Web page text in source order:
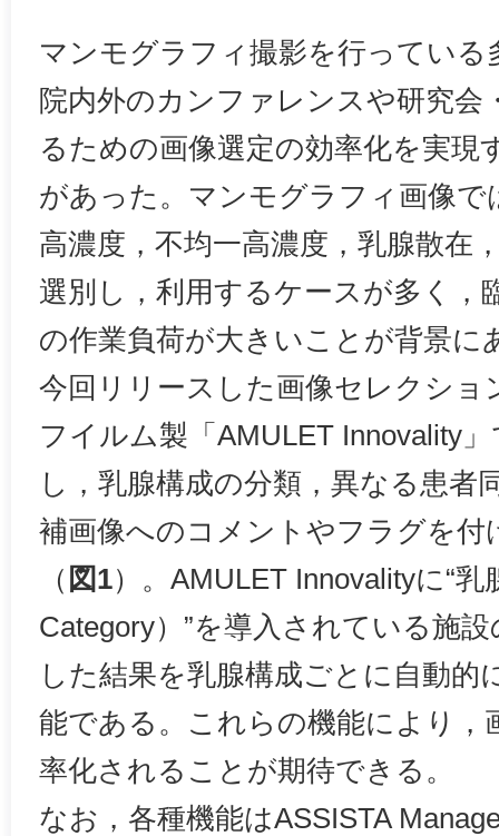
マンモグラフィ撮影を行っている
院内外のカンファレンスや研究会
るための画像選定の効率化を実現
があった。マンモグラフィ画像で
高濃度，不均一高濃度，乳腺散在
選別し，利用するケースが多く，
の作業負荷が大きいことが背景に
今回リリースした画像セレクショ
フイルム製「AMULET Innovality
し，乳腺構成の分類，異なる患者
補画像へのコメントやフラグを付
（ 図1）。AMULET Innovalityに“
Category）”を導入されている施
した結果を乳腺構成ごとに自動的
能である。これらの機能により，
率化されることが期待できる。
なお，各種機能はASSISTA